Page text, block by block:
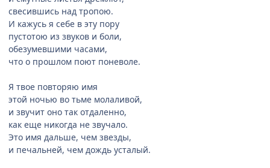
свесившись над тропою.
И кажусь я себе в эту пору
пустотою из звуков и боли,
обезумевшими часами,
что о прошлом поют поневоле.
Я твое повторяю имя
этой ночью во тьме молаливой,
и звучит оно так отдаленно,
как еще никогда не звучало.
Это имя дальше, чем звезды,
и печальней, чем дождь усталый.